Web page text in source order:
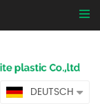
DEUTSCH